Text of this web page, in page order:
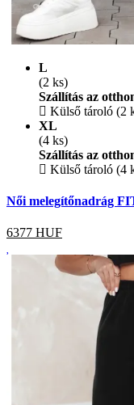
L
(2 ks)
Szállítás az
Külső tároló (2
XL
(4 ks)
Szállítás az
Külső tároló (4
Női melegítőnadrág
6377 HUF